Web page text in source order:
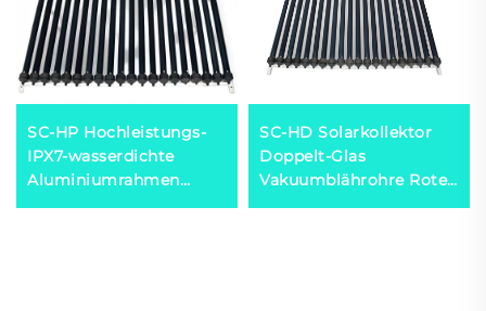
SC-HP Hochleistungs-
IPX7-wasserdichte
Aluminiumrahmen
Solarwasserheizer
SC-HD Solarkollektor
Doppelt-Glas
Vakuumblährohre Rotes
Kupfer